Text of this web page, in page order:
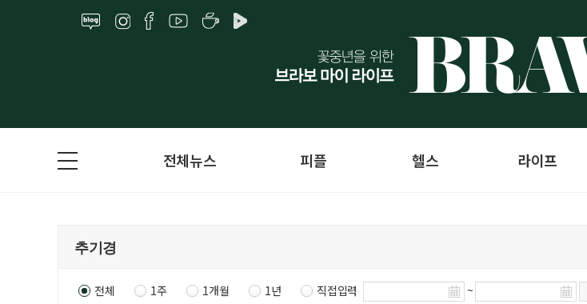
전체뉴스 피플 헬스 라이프
전체 1주 1개월 1년 직접입력 ~